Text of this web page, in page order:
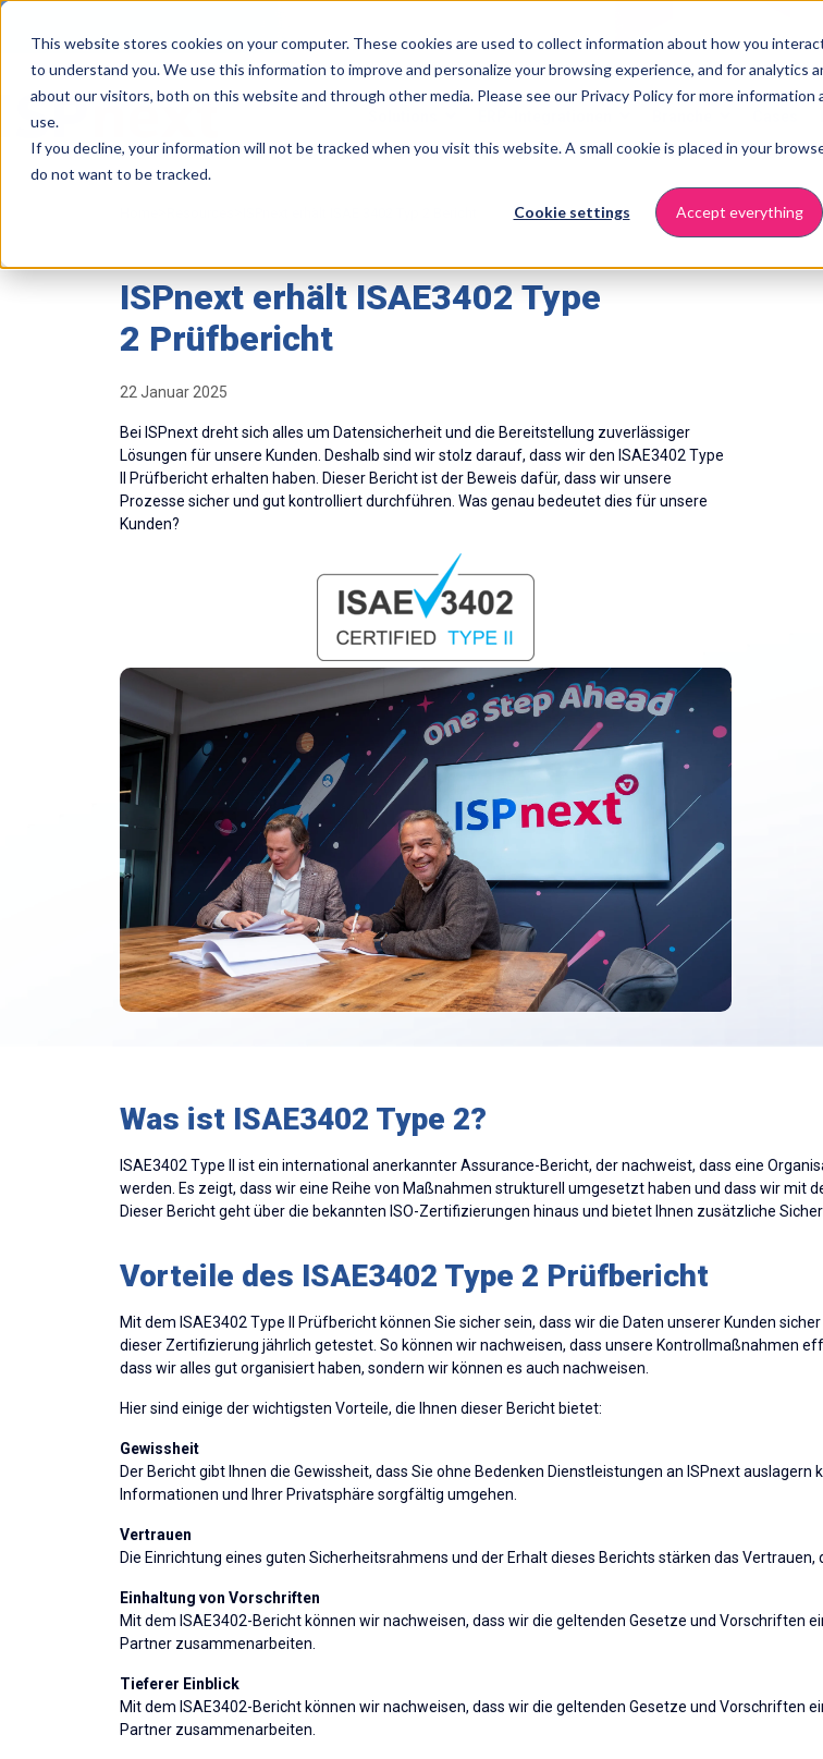
This website stores cookies on your computer. These cookies are used to collect information about how you
to understand you. We use this information to improve and personalize your browsing experience, and for analytics
about our visitors, both on this website and through other media. Please see our Privacy Policy for more
use.
If you decline, your information will not be tracked when you visit this website. A small cookie is placed in your
do not want to be tracked.
Cookie settings Accept everything
ISPnext erhält ISAE3402 Type
2 Prüfbericht
22 Januar 2025
Bei ISPnext dreht sich alles um Datensicherheit und die Bereitstellung zuverlässiger
Lösungen für unsere Kunden. Deshalb sind wir stolz darauf, dass wir den ISAE3402 Type
II Prüfberichterhalten haben. Dieser Bericht ist der Beweis dafür, dass wir unsere
Prozesse sicher und gut kontrolliert durchführen. Was genau bedeutet dies für unsere
Kunden?
Was ist ISAE3402 Type 2?
ISAE3402 Type II ist ein international anerkannter Assurance-Bericht, der nachweist, dass eine
werden. Es zeigt, dass wir eine Reihe von Maßnahmen strukturell umgesetzt haben und dass wir mit
Dieser Bericht geht über die bekannten ISO-Zertifizierungen hinaus und bietet Ihnen zusätzliche
Vorteile des ISAE3402 Type 2 Prüfbericht
Mit dem ISAE3402 Type II Prüfbericht können Sie sicher sein, dass wir die Daten unserer Kunden
dieser Zertifizierung jährlich getestet. So können wir nachweisen, dass unsere Kontrollmaßnahmen
dass wir alles gut organisiert haben, sondern wir können es auch nachweisen.
Hier sind einige der wichtigsten Vorteile, die Ihnen dieser Bericht bietet:
Gewissheit
Der Bericht gibt Ihnen die Gewissheit, dass Sie ohne Bedenken Dienstleistungen an ISPnext
Informationen und Ihrer Privatsphäre sorgfältig umgehen.
Vertrauen
Die Einrichtung eines guten Sicherheitsrahmens und der Erhalt dieses Berichts stärken das
Einhaltung von Vorschriften
Mit dem ISAE3402-Bericht können wir nachweisen, dass wir die geltenden Gesetze und Vorschriften
Partner zusammenarbeiten.
Tieferer Einblick
Mit dem ISAE3402-Bericht können wir nachweisen, dass wir die geltenden Gesetze und Vorschriften
Partner zusammenarbeiten.